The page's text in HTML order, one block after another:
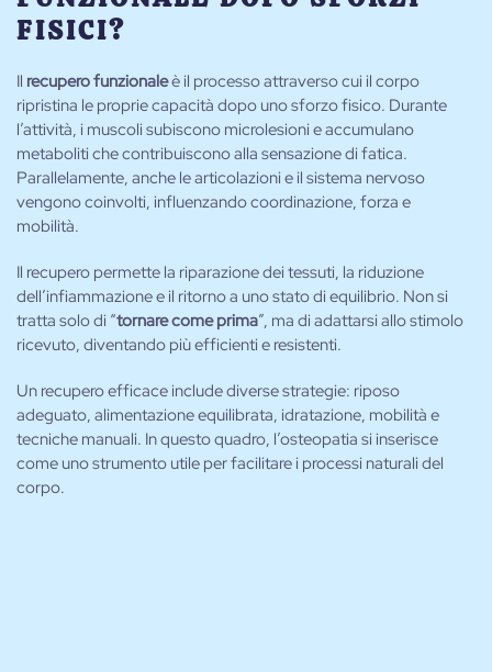
FISICI?
Il recupero funzionaleè il processo attraverso cui il corpo
ripristina le proprie capacità dopo uno sforzo fisico. Durante
l’attività, i muscoli subiscono microlesioni e accumulano
metaboliti che contribuiscono alla sensazione di fatica.
Parallelamente, anche le articolazioni e il sistema nervoso
vengono coinvolti, influenzando coordinazione, forza e
mobilità.
Il recupero permette la riparazione dei tessuti, la riduzione
dell’infiammazione e il ritorno a uno stato di equilibrio. Non si
tratta solo di “tornare come prima”, ma di adattarsi allo stimolo
ricevuto, diventando più efficienti e resistenti.
Un recupero efficace include diverse strategie: riposo
adeguato, alimentazione equilibrata, idratazione, mobilità e
tecniche manuali. In questo quadro, l’osteopatia si inserisce
come uno strumento utile per facilitare i processi naturali del
corpo.